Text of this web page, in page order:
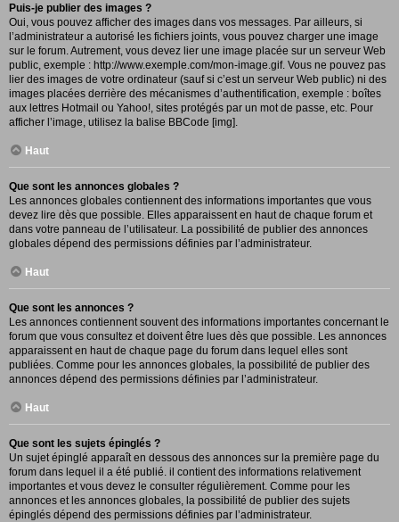
Puis-je publier des images ?
Oui, vous pouvez afficher des images dans vos messages. Par ailleurs, si
l’administrateur a autorisé les fichiers joints, vous pouvez charger une image
sur le forum. Autrement, vous devez lier une image placée sur un serveur Web
public, exemple : http://www.exemple.com/mon-image.gif. Vous ne pouvez pas
lier des images de votre ordinateur (sauf si c’est un serveur Web public) ni des
images placées derrière des mécanismes d’authentification, exemple : boîtes
aux lettres Hotmail ou Yahoo!, sites protégés par un mot de passe, etc. Pour
afficher l’image, utilisez la balise BBCode [img].
Haut
Que sont les annonces globales ?
Les annonces globales contiennent des informations importantes que vous
devez lire dès que possible. Elles apparaissent en haut de chaque forum et
dans votre panneau de l’utilisateur. La possibilité de publier des annonces
globales dépend des permissions définies par l’administrateur.
Haut
Que sont les annonces ?
Les annonces contiennent souvent des informations importantes concernant le
forum que vous consultez et doivent être lues dès que possible. Les annonces
apparaissent en haut de chaque page du forum dans lequel elles sont
publiées. Comme pour les annonces globales, la possibilité de publier des
annonces dépend des permissions définies par l’administrateur.
Haut
Que sont les sujets épinglés ?
Un sujet épinglé apparaît en dessous des annonces sur la première page du
forum dans lequel il a été publié. il contient des informations relativement
importantes et vous devez le consulter régulièrement. Comme pour les
annonces et les annonces globales, la possibilité de publier des sujets
épinglés dépend des permissions définies par l’administrateur.